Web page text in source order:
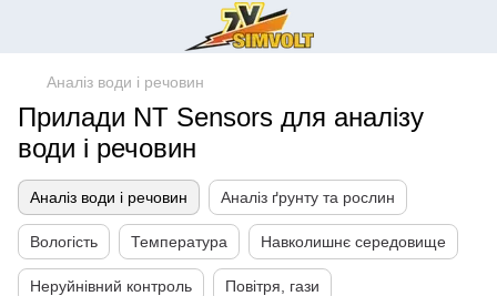
Аналіз води і речовин
Прилади NT Sensors для аналізу
води і речовин
Аналіз води і речовин Аналіз ґрунту та рослин
Вологість Температура Навколишнє середовище
Неруйнівний контроль Повітря, гази